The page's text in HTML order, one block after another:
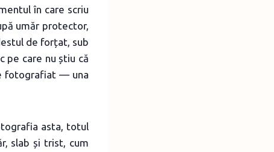
în care scriu
umăr protector,
de forțat, sub
pe care nu știu că
fotografiat — una
asta, totul
slab și trist, cum